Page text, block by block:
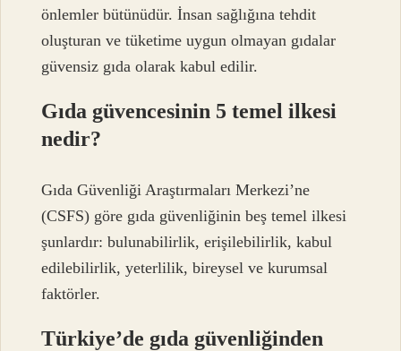
önlemler bütünüdür. İnsan sağlığına tehdit
oluşturan ve tüketime uygun olmayan gıdalar
güvensiz gıda olarak kabul edilir.
Gıda güvencesinin 5 temel ilkesi
nedir?
Gıda Güvenliği Araştırmaları Merkezi’ne
(CSFS) göre gıda güvenliğinin beş temel ilkesi
şunlardır: bulunabilirlik, erişilebilirlik, kabul
edilebilirlik, yeterlilik, bireysel ve kurumsal
faktörler.
Türkiye’de gıda güvenliğinden